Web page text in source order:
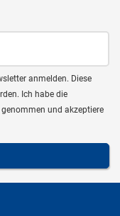
anmelden. Diese
Ich habe die
und akzeptiere